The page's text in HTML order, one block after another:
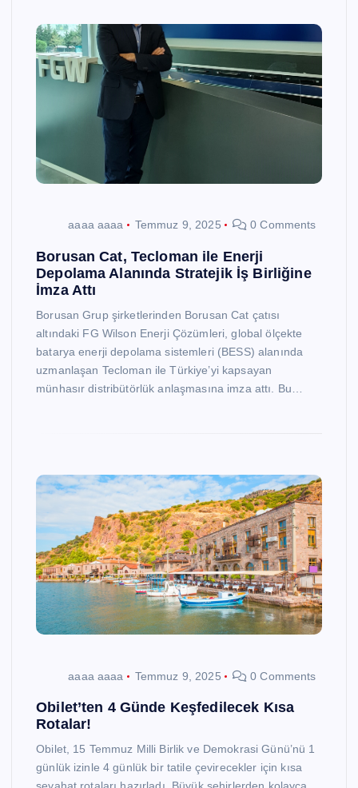
aaaa aaaa Temmuz 9, 2025 0 Comments
Borusan Cat, Tecloman ile Enerji
Depolama Alanında Stratejik İş Birliğine
İmza Attı
Borusan Grup şirketlerinden Borusan Cat çatısı
altındaki FG Wilson Enerji Çözümleri, global ölçekte
batarya enerji depolama sistemleri (BESS) alanında
uzmanlaşan Tecloman ile Türkiye’yi kapsayan
münhasır distribütörlük anlaşmasına imza attı. Bu…
aaaa aaaa Temmuz 9, 2025 0 Comments
Obilet’ten 4 Günde Keşfedilecek Kısa
Rotalar!
Obilet, 15 Temmuz Milli Birlik ve Demokrasi Günü’nü 1
günlük izinle 4 günlük bir tatile çevirecekler için kısa